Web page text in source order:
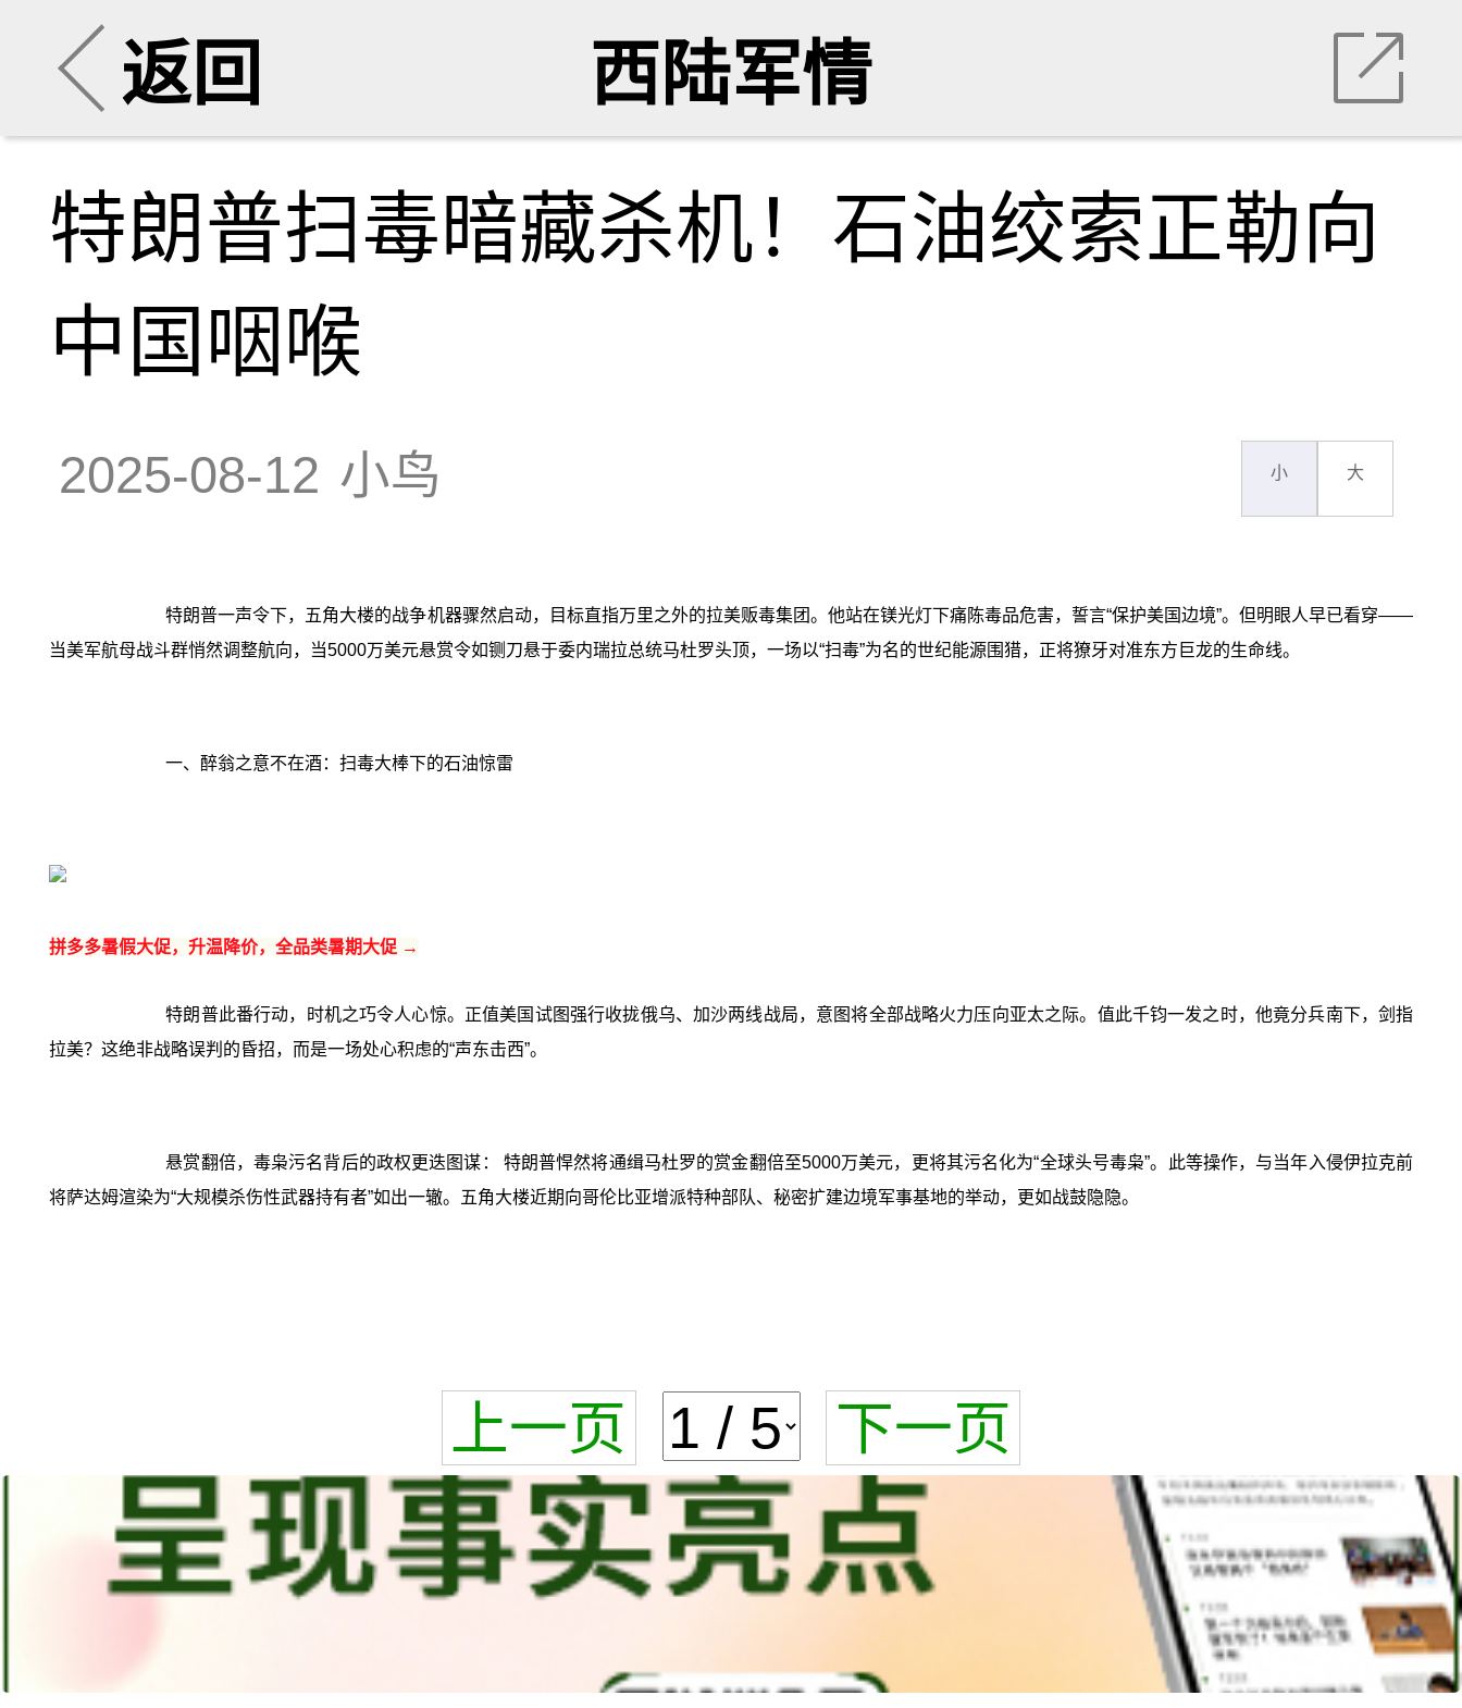
返回 西陆军情
特朗普扫毒暗藏杀机！石油绞索正勒向
中国咽喉
2025-08-12 小鸟 小 大
特朗普一声令下，五角大楼的战争机器骤然启动，目标直指万里之外的拉美贩毒集团。他站在镁光灯下痛陈毒品危害，誓言“保护美国边境”。但明眼人早已看穿——
当美军航母战斗群悄然调整航向，当5000万美元悬赏令如铡刀悬于委内瑞拉总统马杜罗头顶，一场以“扫毒”为名的世纪能源围猎，正将獠牙对准东方巨龙的生命线。
一、醉翁之意不在酒：扫毒大棒下的石油惊雷
拼多多暑假大促，升温降价，全品类暑期大促 →
特朗普此番行动，时机之巧令人心惊。正值美国试图强行收拢俄乌、加沙两线战局，意图将全部战略火力压向亚太之际。值此千钧一发之时，他竟分兵南下，剑指
拉美？这绝非战略误判的昏招，而是一场处心积虑的“声东击西”。
悬赏翻倍，毒枭污名背后的政权更迭图谋： 特朗普悍然将通缉马杜罗的赏金翻倍至5000万美元，更将其污名化为“全球头号毒枭”。此等操作，与当年入侵伊拉克前
将萨达姆渲染为“大规模杀伤性武器持有者”如出一辙。五角大楼近期向哥伦比亚增派特种部队、秘密扩建边境军事基地的举动，更如战鼓隐隐。
上一页 下一页